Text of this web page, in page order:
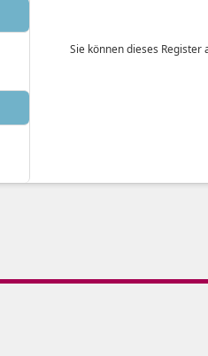
Sie können dieses Register